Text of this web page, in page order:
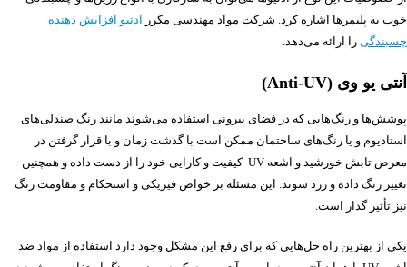
خوب به پلیمرها اشاره کرد. شرکت مواد مهندسی مکرر ادتیو افزایش دهنده
چسبندگی را ارائه می‌دهد.
آنتی یو وی (Anti-UV)
پوشش‌ها و رنگ‌هایی که در فضای بیرونی استفاده می‌شوند مانند رنگ صندلی‌های
استادیوم و یا رنگ‌های ساختمان ممکن است با گذشت زمان و با قرار گرفتن در
معرض تابش خورشید و اشعه UV کیفیت و کارایی خود را از دست داده و همچنین
تغییر رنگ داده و زرد شوند. این مسئله بر خواص فیزیکی و استحکام و مقاومت رنگ
نیز تأثیر گذار است.
یکی از بهترین راه حل‌هایی که برای رفع این مشکل وجود دارد استفاده از مواد ضد